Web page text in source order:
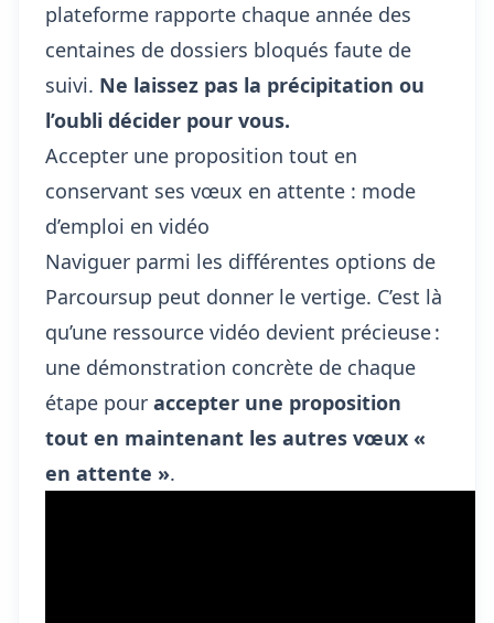
plateforme rapporte chaque année des
centaines de dossiers bloqués faute de
suivi. Ne laissez pas la précipitation ou
l’oubli décider pour vous.
Accepter une proposition tout en
conservant ses vœux en attente : mode
d’emploi en vidéo
Naviguer parmi les différentes options de
Parcoursup peut donner le vertige. C’est là
qu’une ressource vidéo devient précieuse :
une démonstration concrète de chaque
étape pour accepter une proposition
tout en maintenant les autres vœux «
en attente ».